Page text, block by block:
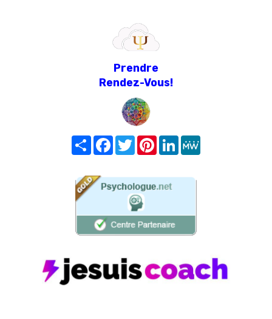
Prendre
Rendez-Vous!
Share FacebookTwitterPinterest
LinkedIn